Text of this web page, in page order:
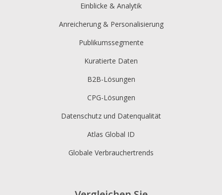
Einblicke & Analytik
Anreicherung & Personalisierung
Publikumssegmente
Kuratierte Daten
B2B-Lösungen
CPG-Lösungen
Datenschutz und Datenqualität
Atlas Global ID
Globale Verbrauchertrends